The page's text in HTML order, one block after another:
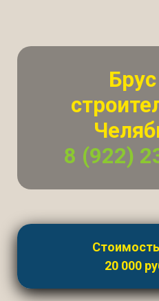
8 (922)
20 000